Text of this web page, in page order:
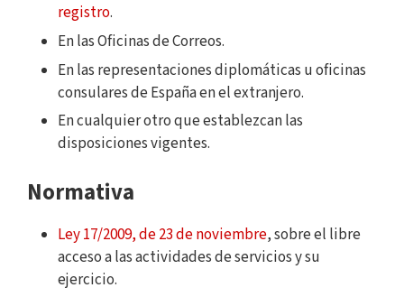
registro.
En las Oficinas de Correos.
En las representaciones diplomáticas u oficinas
consulares de España en el extranjero.
En cualquier otro que establezcan las
disposiciones vigentes.
Normativa
Ley 17/2009, de 23 de noviembre, sobre el libre
acceso a las actividades de servicios y su
ejercicio.